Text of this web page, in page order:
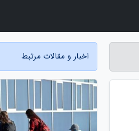
اخبار و مقالات مرتبط